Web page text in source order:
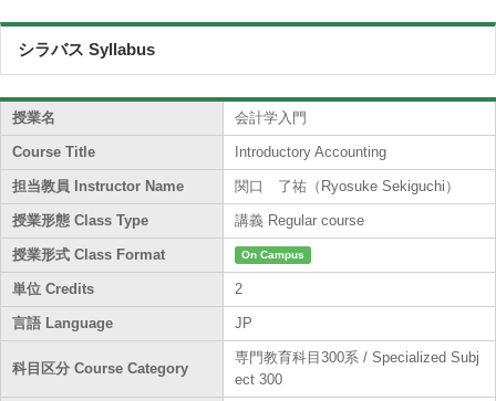
シラバス Syllabus
授業名 会計学入門
Course Title Introductory Accounting
担当教員 Instructor Name 関口 了祐（Ryosuke Sekiguchi）
授業形態 Class Type 講義 Regular course
授業形式 Class Format On Campus
単位 Credits 2
言語 Language JP
科目区分 Course Category
専門教育科目300系 / Specialized Subj
ect 300